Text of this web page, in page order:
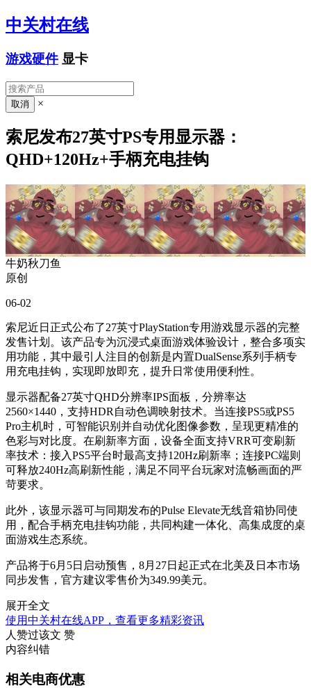
中关村在线
游戏硬件 显卡
×
索尼发布27英寸PS专用显示器：
QHD+120Hz+手柄充电挂钩
牛奶秋刀鱼
原创
06-02
索尼近日正式公布了27英寸PlayStation专用游戏显示器的完整
发售计划。该产品专为沉浸式桌面游戏体验设计，整合多项实
用功能，其中最引人注目的创新是内置DualSense系列手柄专
用充电挂钩，实现即放即充，提升日常使用便利性。
显示器配备27英寸QHD分辨率IPS面板，分辨率达
2560×1440，支持HDR自动色调映射技术。当连接PS5或PS5
Pro主机时，可智能识别并自动优化图像参数，呈现更精准的
色彩与对比度。在刷新率方面，设备全面支持VRR可变刷新
率技术：接入PS5平台时最高支持120Hz刷新率；连接PC端则
可释放240Hz高刷新性能，满足不同平台玩家对流畅画面的严
苛要求。
此外，该显示器可与同期发布的Pulse Elevate无线音箱协同使
用，配合手柄充电挂钩功能，共同构建一体化、高集成度的桌
面游戏生态系统。
产品将于6月5日启动预售，8月27日起正式在北美及日本市场
同步发售，官方建议零售价为349.99美元。
展开全文
使用中关村在线APP，查看更多精彩资讯
人赞过该文 赞
内容纠错
相关电商优惠